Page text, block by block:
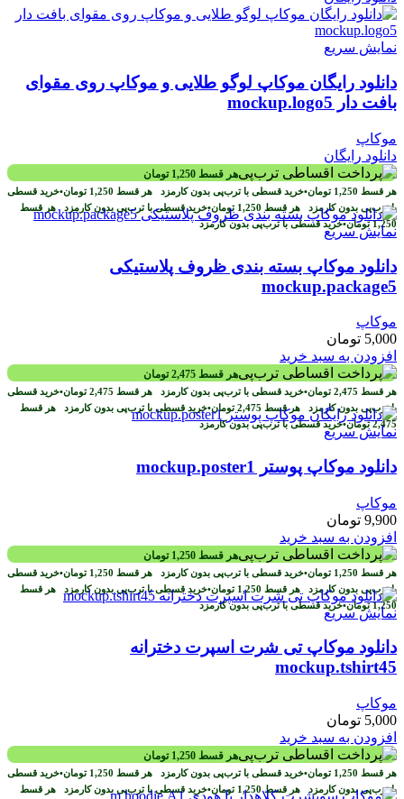
نمایش سریع
دانلود رایگان موکاپ لوگو طلایی و موکاپ روی مقوای
بافت دار mockup.logo5
موکاپ
دانلود رایگان
هر قسط 1,250 تومان
هر قسط 1,250 تومان•خرید قسطی با ترب‌پی بدون کارمزد هر قسط 1,250 تومان•خرید قسطی
با ترب‌پی بدون کارمزد هر قسط 1,250 تومان•خرید قسطی با ترب‌پی بدون کارمزدهر قسط
1,250 تومان•خرید قسطی با ترب‌پی بدون کارمزدنمایش سریع
دانلود موکاپ بسته بندی ظروف پلاستیکی
mockup.package5
موکاپ
5,000 تومان
افزودن به سبد خرید
هر قسط 2,475 تومان
هر قسط 2,475 تومان•خرید قسطی با ترب‌پی بدون کارمزد هر قسط 2,475 تومان•خرید قسطی
با ترب‌پی بدون کارمزد هر قسط 2,475 تومان•خرید قسطی با ترب‌پی بدون کارمزد هر قسط
2,475 تومان•خرید قسطی با ترب‌پی بدون کارمزدنمایش سریع
دانلود موکاپ پوستر mockup.poster1
موکاپ
9,900 تومان
افزودن به سبد خرید
هر قسط 1,250 تومان
هر قسط 1,250 تومان•خرید قسطی با ترب‌پی بدون کارمزد هر قسط 1,250 تومان•خرید قسطی
با ترب‌پی بدون کارمزد هر قسط 1,250 تومان•خرید قسطی با ترب‌پی بدون کارمزد هر قسط
1,250 تومان•خرید قسطی با ترب‌پی بدون کارمزدنمایش سریع
دانلود موکاپ تی شرت اسپرت دخترانه
mockup.tshirt45
موکاپ
5,000 تومان
افزودن به سبد خرید
هر قسط 1,250 تومان
هر قسط 1,250 تومان•خرید قسطی با ترب‌پی بدون کارمزد هر قسط 1,250 تومان•خرید قسطی
با ترب‌پی بدون کارمزد هر قسط1,250 تومان•خرید قسطی با ترب‌پی بدون کارمزد هر قسط